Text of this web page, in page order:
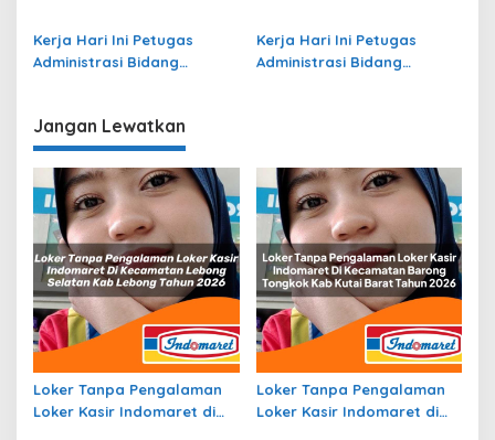
Terbaru
di Kota Bontang Terbaru
Kerja Hari Ini Petugas
Administrasi Bidang
Kerja Hari Ini Petugas
Administrasi Bidang
Jangan Lewatkan
Loker Tanpa Pengalaman
Loker Kasir Indomaret di
Loker Tanpa Pengalaman
Loker Kasir Indomaret di